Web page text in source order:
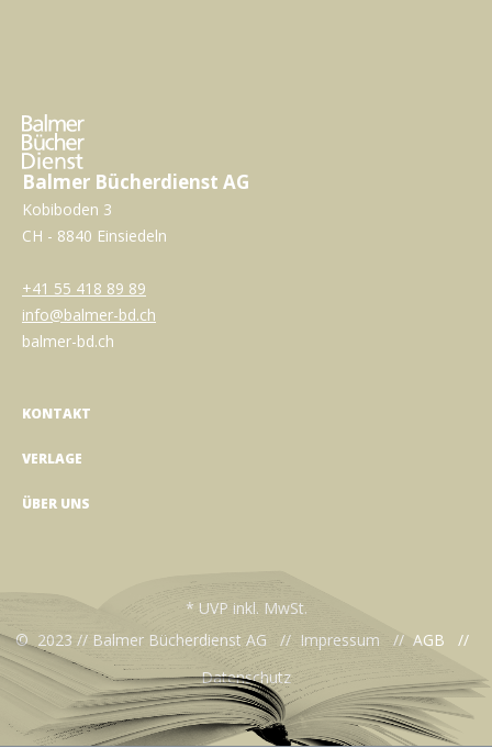
Balmer Bücherdienst AG
Kobiboden 3
CH - 8840 Einsiedeln
+41 55 418 89 89
info@balmer-bd.ch
balmer-bd.ch
KONTAKT
VERLAGE
ÜBER UNS
* UVP inkl. MwSt.
© 2023 // Balmer Bücherdienst AG // Impressum // AGB //
Datenschutz